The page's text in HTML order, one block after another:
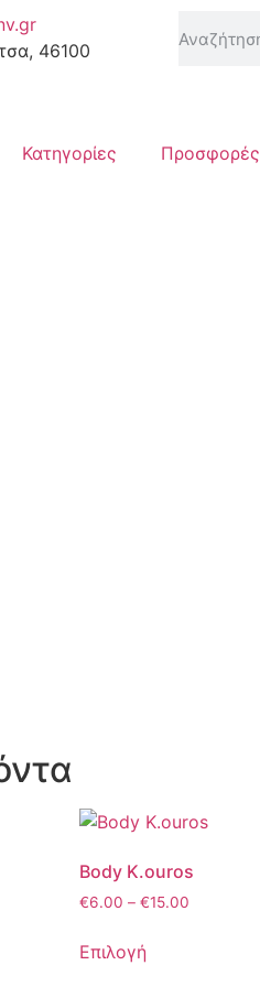
46100
Κατηγορίες Προσφορές
Body K.ouros
€6.00 – €15.00
Επιλογή